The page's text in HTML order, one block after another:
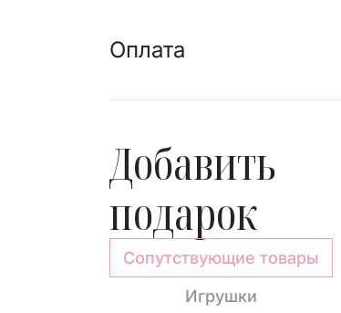
Оплата
Добавить
подарок
Сопутствующие товары
Игрушки